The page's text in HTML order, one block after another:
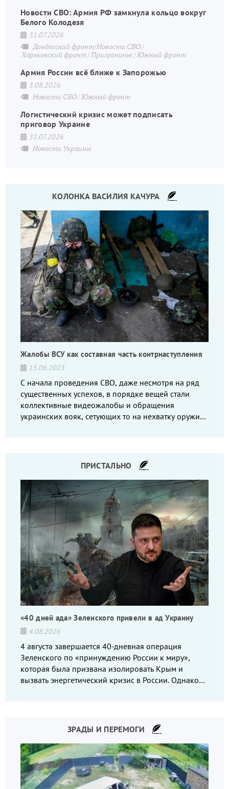
Новости СВО: Армия РФ замкнула кольцо вокруг
Белого Колодезя
31.07.2026
Донбасский фронт/Новости СВО
Харьковский фронт Приграничье Южный фронт
Армия России всё ближе к Запорожью
3.08.2026
Новости СВО Южный фронт
Логистический кризис может подписать
приговор Украине
31.07.2026
Новости Украины
КОЛОНКА ВАСИЛИЯ КАЧУРА
Жалобы ВСУ как составная часть контрнаступления
15.06.2023
С начала проведения СВО, даже несмотря на ряд
существенных успехов, в порядке вещей стали
коллективные видеожалобы и обращения
украинских вояк, сетующих то на нехватку оружия,
ПРИСТАЛЬНО
«40 дней ада» Зеленского привели в ад Украину
4.08.2026
4 августа завершается 40-дневная операция
Зеленского по «принуждению России к миру»,
которая была призвана изолировать Крым и
вызвать энергетический кризис в России. Однако
ЗРАДЫ И ПЕРЕМОГИ